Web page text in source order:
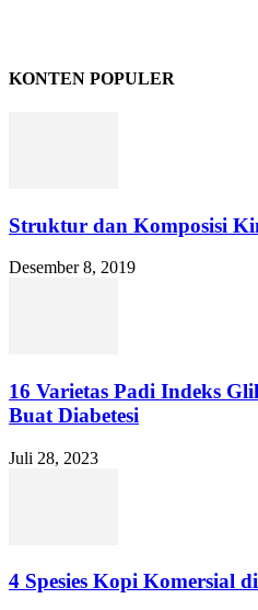
KONTEN POPULER
Struktur dan Komposisi
Desember 8, 2019
16 Varietas Padi Indeks
Buat Diabetesi
Juli 28, 2023
4 Spesies Kopi Komersial